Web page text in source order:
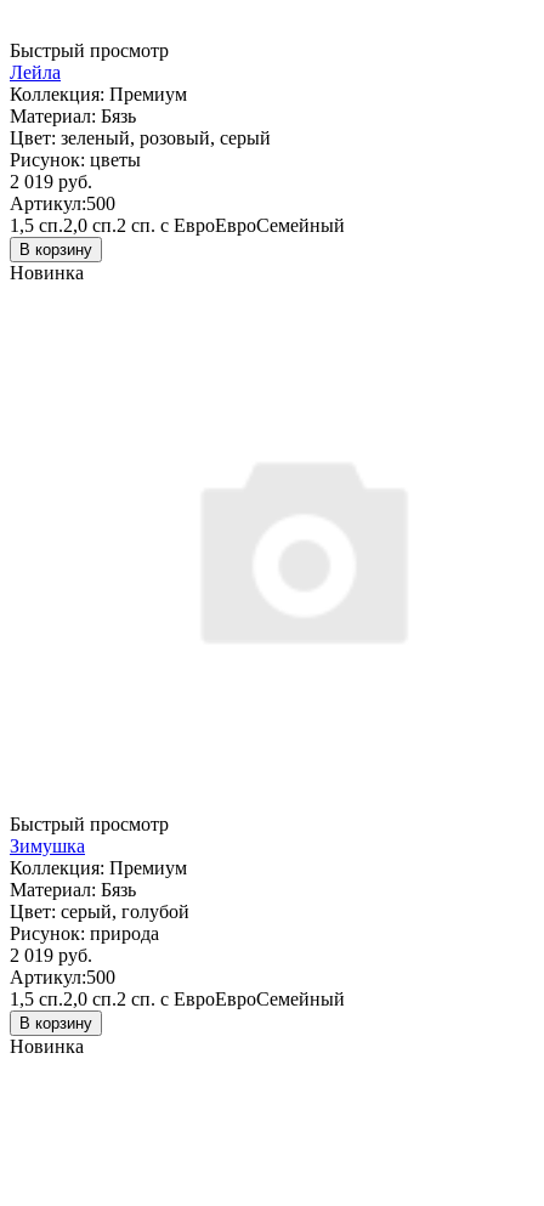
Быстрый просмотр
Лейла
Коллекция: Премиум
Материал: Бязь
Цвет: зеленый, розовый, серый
Рисунок: цветы
2 019 руб.
Артикул:500
1,5 сп.2,0 сп.2 сп. с ЕвроЕвроСемейный
В корзину
Новинка
Быстрый просмотр
Зимушка
Коллекция: Премиум
Материал: Бязь
Цвет: серый, голубой
Рисунок: природа
2 019 руб.
Артикул:500
1,5 сп.2,0 сп.2 сп. с ЕвроЕвроСемейный
В корзину
Новинка